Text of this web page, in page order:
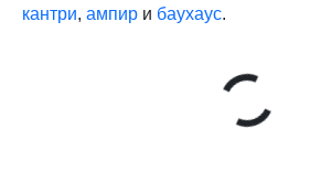
кантри, ампир и баухаус.